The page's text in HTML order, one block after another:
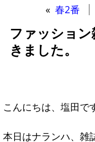
« 春2番
ファッショ
きました。
こんにちは、塩田で
本日はナランハ、雑